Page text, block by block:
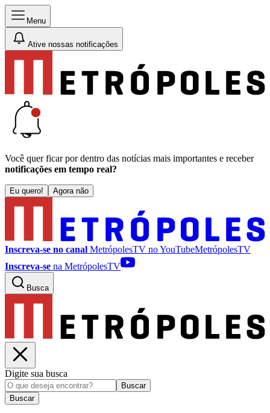
Menu
Ative nossas notificações
Você quer ficar por dentro das notícias mais importantes e receber
notificações em tempo real?
Eu quero! Agora não
Inscreva-se no canal MetrópolesTV noYouTubeMetrópolesTV
Inscreva-se na MetrópolesTV
Busca
Digite sua busca
Buscar
Buscar